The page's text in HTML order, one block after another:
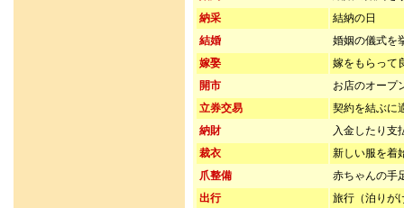
納采
結納の日
結婚
婚姻の儀式を
嫁娶
嫁をもらって
開市
お店のオープ
立券交易
契約を結ぶに
納財
入金したり支
裁衣
新しい服を着
爪整備
赤ちゃんの手
出行
旅行（泊りが